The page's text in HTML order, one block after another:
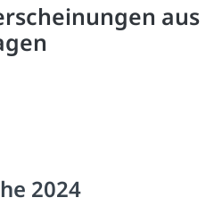
aus
2024